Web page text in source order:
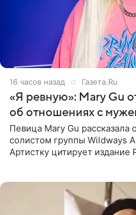
16 часов назад Газета.Ru
«Я ревную»: Mary Gu
об отношениях с
Певица Mary Gu
солистом группы Wildways
Артистку цитирует